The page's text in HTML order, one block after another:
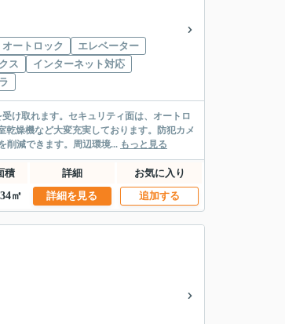
オートロック
エレベーター
ス
インターネット対応
け取れます。セキュリティ面は、オートロ
燥機など大変充実しております。防犯カメ
削減できます。周辺環境... もっと見る
積 詳細
お気に入り
㎡ 詳細を見る 追加する